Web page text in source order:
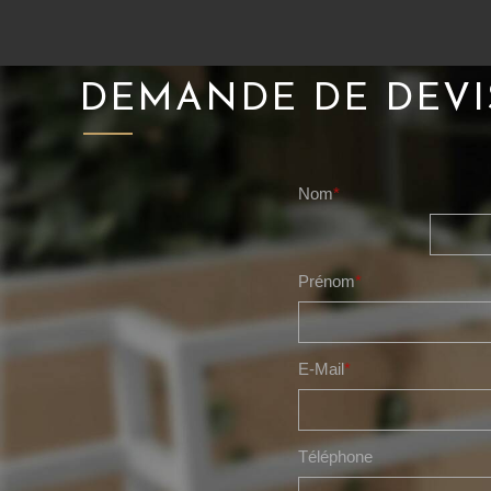
DEMANDE DE
Nom*
Prénom*
E-Mail*
Téléphone